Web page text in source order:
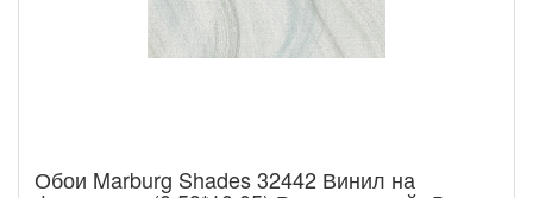
Обои Marburg Shades 32442 Винил на